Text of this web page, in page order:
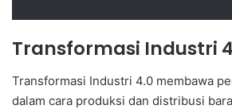
Transformasi Industri
Transformasi Industri 4.0 membawa
dalam cara produksi dan distribusi